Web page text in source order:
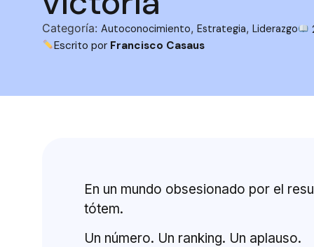
Categoría: Autoconocimiento, Estrategia, Liderazgo
Escrito por Francisco Casaus
En un mundo obsesionado por el
tótem.
Un número. Un ranking. Un aplauso.